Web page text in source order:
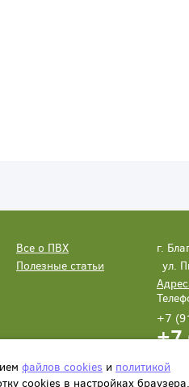
Все о ПВХ
Полезные статьи
г.
ул.
+7
+7
файлов cookies и политикой
сookies в настройках браузера.